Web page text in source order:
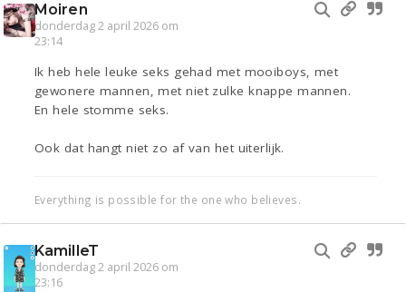
Moiren
donderdag 2 april 2026 om
23:14
Ik heb hele leuke seks gehad met mooiboys, met
gewonere mannen, met niet zulke knappe mannen.
En hele stomme seks.
Ook dat hangt niet zo af van het uiterlijk.
Everything is possible for the one who believes.
KamilleT
donderdag 2 april 2026 om
23:16